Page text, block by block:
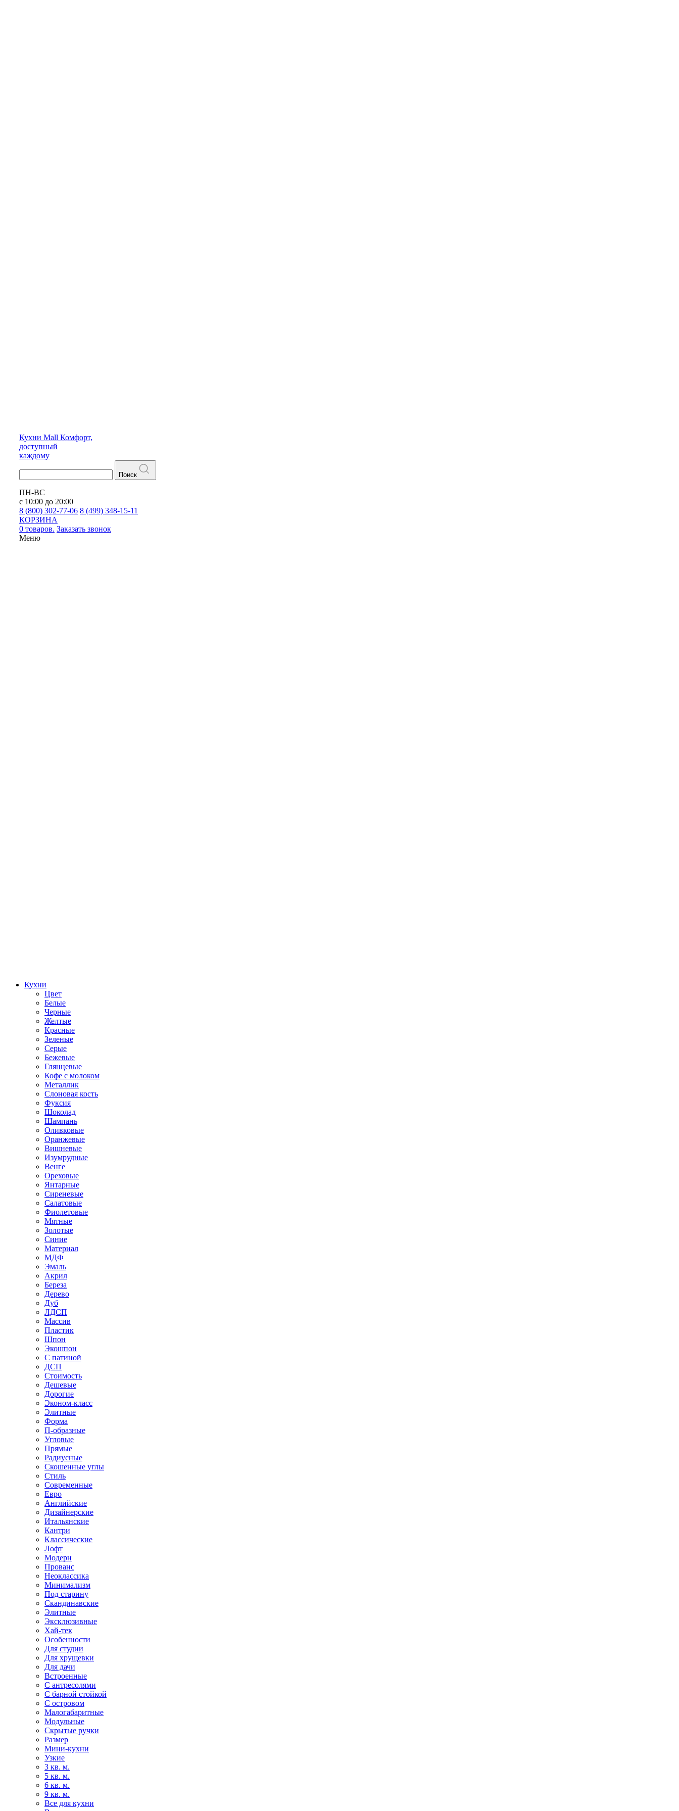
Кухни Mall Комфорт,
доступный
каждому
Поиск
ПН-ВС
с 10:00 до 20:00
8 (800) 302-77-06 8 (499) 348-15-11
КОРЗИНА
0 товаров. Заказать звонок
Меню
Кухни
Цвет
Белые
Черные
Желтые
Красные
Зеленые
Серые
Бежевые
Глянцевые
Кофе с молоком
Металлик
Слоновая кость
Фуксия
Шоколад
Шампань
Оливковые
Оранжевые
Вишневые
Изумрудные
Венге
Ореховые
Янтарные
Сиреневые
Салатовые
Фиолетовые
Мятные
Золотые
Синие
Материал
МДФ
Эмаль
Акрил
Береза
Дерево
Дуб
ЛДСП
Массив
Пластик
Шпон
Экошпон
С патиной
ДСП
Стоимость
Дешевые
Дорогие
Эконом-класс
Элитные
Форма
П-образные
Угловые
Прямые
Радиусные
Скошенные углы
Стиль
Современные
Евро
Английские
Дизайнерские
Итальянские
Кантри
Классические
Лофт
Модерн
Прованс
Неоклассика
Минимализм
Под старину
Скандинавские
Элитные
Эксклюзивные
Хай-тек
Особенности
Для студии
Для хрущевки
Для дачи
Встроенные
С антресолями
С барной стойкой
С островом
Малогабаритные
Модульные
Скрытые ручки
Размер
Мини-кухни
Узкие
3 кв. м.
5 кв. м.
6 кв. м.
9 кв. м.
Все для кухни